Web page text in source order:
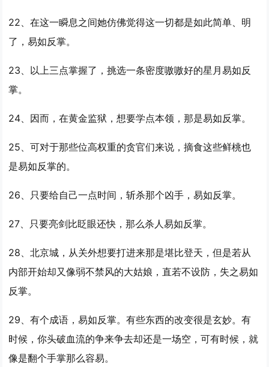
22、在这一瞬息之间她仿佛觉得这一切都是如此简单、明
了，易如反掌。
23、以上三点掌握了，挑选一条密度嗷嗷好的星月易如反
掌。
24、因而，在黄金监狱，想要学点本领，那是易如反掌。
25、可对于那些位高权重的贪官们来说，摘食这些鲜桃也
是易如反掌的。
26、只要给自己一点时间，斩杀那个凶手，易如反掌。
27、只要亮剑比眨眼还快，那么杀人易如反掌。
28、北京城，从关外想要打进来那是堪比登天，但是若从
内部开始却又像弱不禁风的大姑娘，直若不设防，失之易如
反掌。
29、有个成语，易如反掌。有些东西的改变很是玄妙。有
时候，你头破血流的争来争去却还是一场空，可有时候，就
像是翻个手掌那么容易。